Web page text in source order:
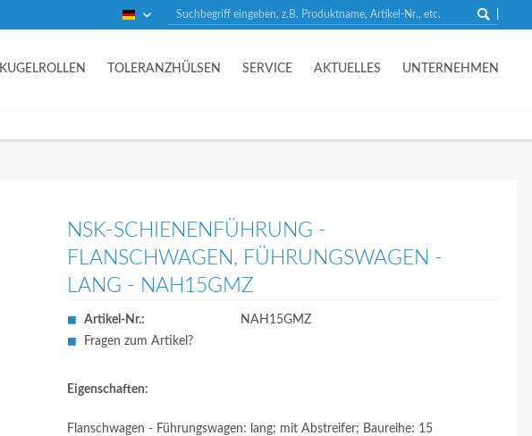
Deutsch
KUGELROLLEN TOLERANZHÜLSEN SERVICE AKTUELLES UNTERNEHMEN
NSK-SCHIENENFÜHRUNG -
FLANSCHWAGEN, FÜHRUNGSWAGEN -
LANG - NAH15GMZ
Artikel-Nr.:
NAH15GMZ
Fragen zum Artikel?
Eigenschaften:
Flanschwagen - Führungswagen: lang; mit Abstreifer; Baureihe: 15